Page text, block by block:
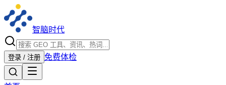
智脑时代
登录 / 注册 免费体检